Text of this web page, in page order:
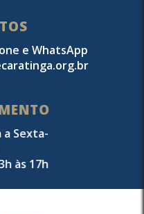
e WhatsApp
a Sexta-
às 17h